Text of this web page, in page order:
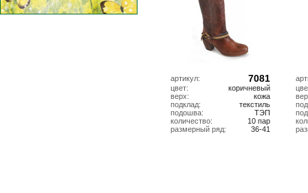
артикул: 7081
цвет:
коричневый
верх:
кожа
подклад:
текстиль
подошва:
ТЭП
количество:
10 пар
размерный ряд:36-41